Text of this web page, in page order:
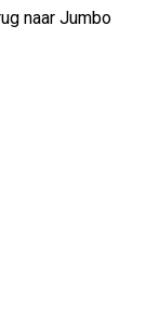
naar Jumbo